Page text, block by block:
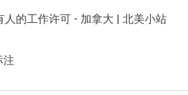
人的工作许可 - 加拿大 | 北美小站
注